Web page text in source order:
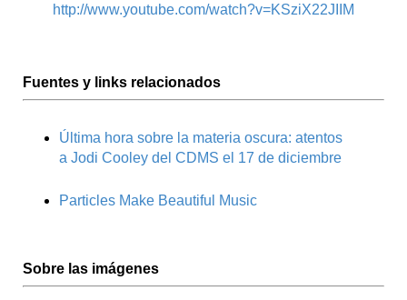
http://www.youtube.com/watch?v=KSziX22JIIM
Fuentes y links relacionados
Última hora sobre la materia oscura: atentos
a Jodi Cooley del CDMS el 17 de diciembre
Particles Make Beautiful Music
Sobre las imágenes